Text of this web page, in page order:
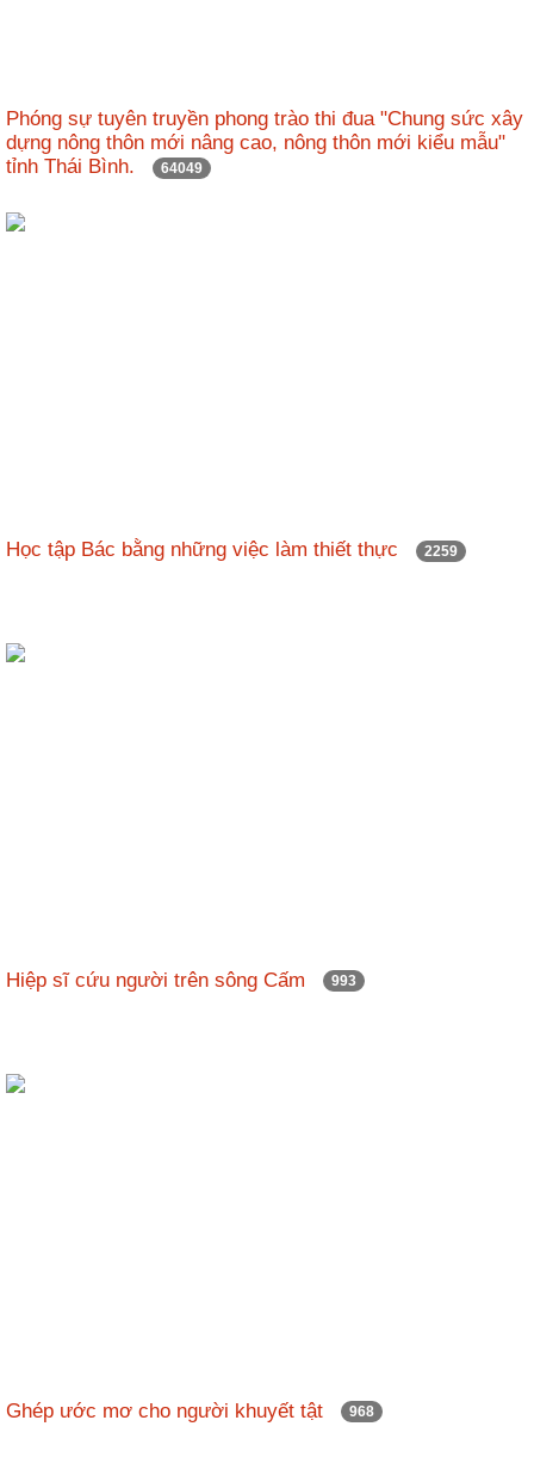
Phóng sự tuyên truyền phong trào thi đua "Chung sức xây
dựng nông thôn mới nâng cao, nông thôn mới kiểu mẫu"
tỉnh Thái Bình.
64049
Học tập Bác bằng những việc làm thiết thực 2259
Hiệp sĩ cứu người trên sông Cấm 993
Ghép ước mơ cho người khuyết tật 968